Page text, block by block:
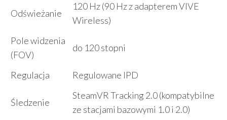
Odświeżanie
120 Hz (90 Hz z adapterem VIVE
Wireless)
Pole widzenia
(FOV)
do 120 stopni
Regulacja Regulowane IPD
Śledzenie
SteamVR Tracking 2.0 (kompatybilne
ze stacjami bazowymi 1.0 i 2.0)